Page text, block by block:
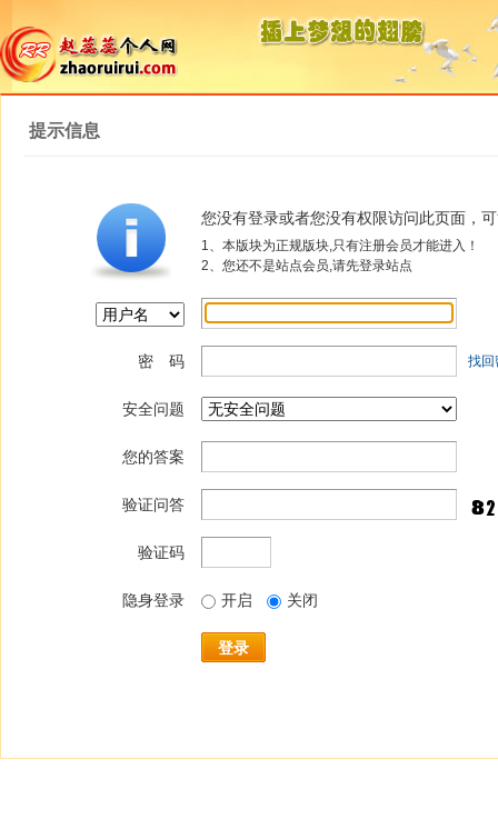
提示信息
您没有登录或者您没有权限访问此页面，
1、本版块为正规版块,只有注册会员才能进入！
2、您还不是站点会员,请先登录站点
密 码 找回
安全问题
您的答案
验证问答
验证码
隐身登录 开启 关闭
登录